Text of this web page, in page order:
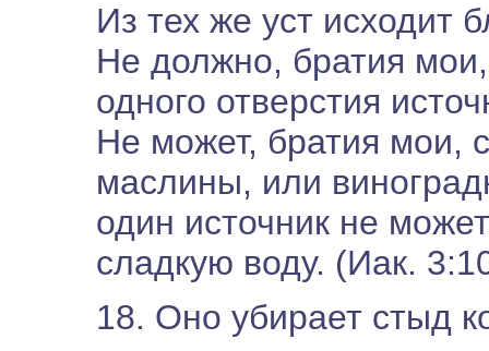
Из тех же уст исходит
Не должно, братия
одного отверстия
Не может, братия мои,
маслины, или
один источник не
сладкую воду. (Иак.
18. Оно убирает стыд